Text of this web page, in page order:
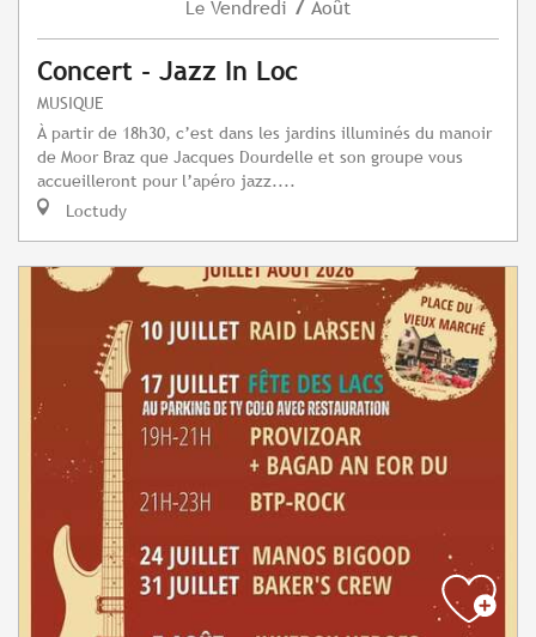
Le Vendredi Août
Concert - Jazz In Loc
MUSIQUE
À partir de 18h30, c’est dans les jardins illuminés du manoir
de Moor Braz que Jacques Dourdelle et son groupe vous
accueilleront pour l’apéro jazz....
Loctudy